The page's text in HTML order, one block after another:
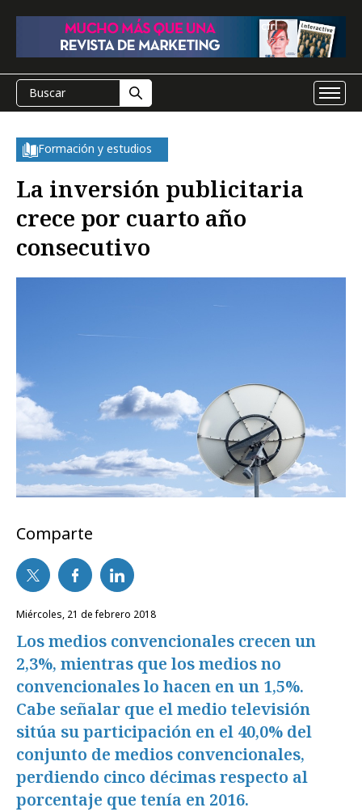
Formación y estudios
La inversión publicitaria
crece por cuarto año
consecutivo
Comparte
miércoles, 21 de febrero 2018
Los medios convencionales crecen un
2,3%, mientras que los medios no
convencionales lo hacen en un 1,5%.
Cabe señalar que el medio televisión
sitúa su participación en el 40,0% del
conjunto de medios convencionales,
perdiendo cinco décimas respecto al
porcentaje que tenía en 2016.